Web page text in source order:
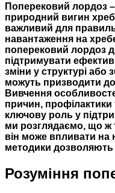
Поперековий лордоз
природний вигин
важливий для
навантаження на
поперековий лордоз
підтримувати
зміни у структурі або
можуть призводити
Вивчення
причин, профілактики
ключову роль у
ми розглядаємо, що ж
він може впливати на
методики
Розуміння